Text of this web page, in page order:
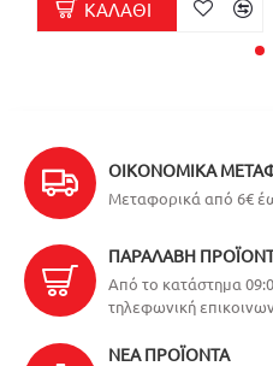
ΚΑΛΆΘΙ
ΟΙΚΟΝΟΜΙΚΆ
Μεταφορικά από 6€
ΠΑΡΑΛΑΒΉ
Από το κατάστημα
τηλεφωνική
ΝΈΑ ΠΡΟΪΌΝΤΑ